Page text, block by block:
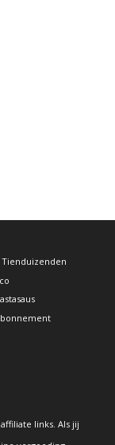
links. Als jij